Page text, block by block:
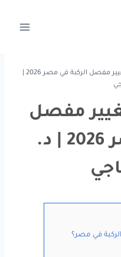
مفصل
الركبة في مصر 2026 | د.
في مصر؟